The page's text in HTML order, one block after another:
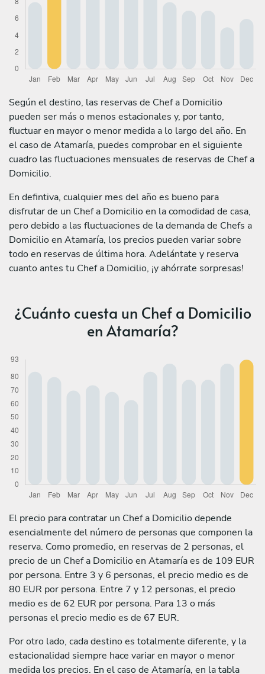
Según el destino, las reservas de Chef a Domicilio
pueden ser más o menos estacionales y, por tanto,
fluctuar en mayor o menor medida a lo largo del año. En
el caso de Atamaría, puedes comprobar en el siguiente
cuadro las fluctuaciones mensuales de reservas de Chef a
Domicilio.
En defintiva, cualquier mes del año es bueno para
disfrutar de un Chef a Domicilio en la comodidad de casa,
pero debido a las fluctuaciones de la demanda de Chefs a
Domicilio en Atamaría, los precios pueden variar sobre
todo en reservas de última hora. Adelántate y reserva
cuanto antes tu Chef a Domicilio, ¡y ahórrate sorpresas!
¿Cuánto cuesta un Chef a Domicilio
en Atamaría?
El precio para contratar un Chef a Domicilio depende
esencialmente del número de personas que componen la
reserva. Como promedio, en reservas de 2 personas, el
precio de un Chef a Domicilio en Atamaría es de 109 EUR
por persona. Entre 3 y 6 personas, el precio medio es de
80 EUR por persona. Entre 7 y 12 personas, el precio
medio es de 62 EUR por persona. Para 13 o más
personas el precio medio es de 67 EUR.
Por otro lado, cada destino es totalmente diferente, y la
estacionalidad siempre hace variar en mayor o menor
medida los precios. En el caso de Atamaría, en la tabla